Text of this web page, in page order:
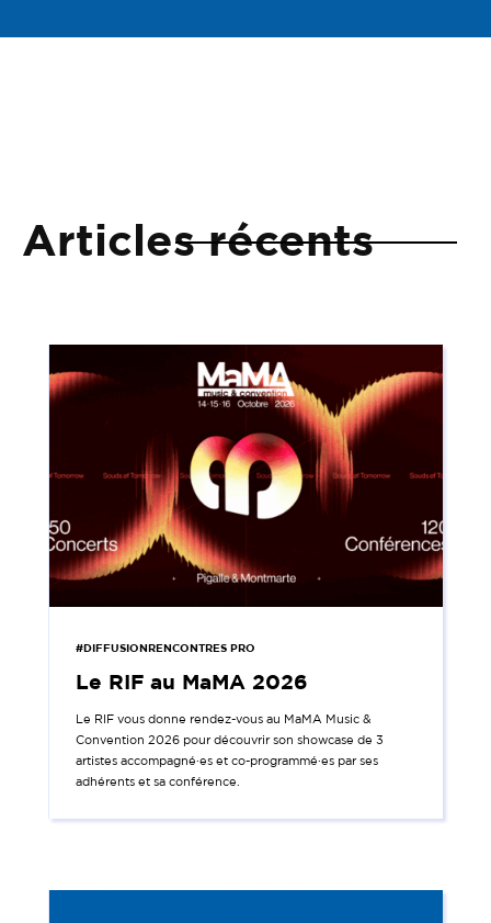
Articles récents
#DIFFUSIONRENCONTRES PRO
Le RIF au MaMA 2026
Le RIF vous donne rendez-vous au MaMA Music &
Convention 2026 pour découvrir son showcase de 3
artistes accompagné·es et co-programmé·es par ses
adhérents et sa conférence.